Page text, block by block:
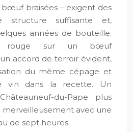
bœuf braisées – exigent des
structure suffisante et,
années de bouteille.
rouge sur un bœuf
accord de terroir évident,
du même cépage et
vin dans la recette. Un
du-Pape plus
merveilleusement avec une
de sept heures.